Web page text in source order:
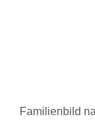
Familienbild